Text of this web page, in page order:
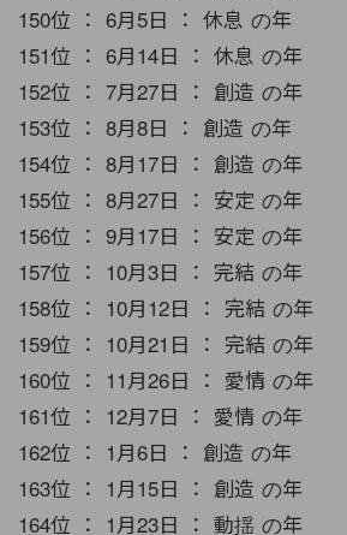
150位 ： 6月5日 ： 休息 の年
151位 ： 6月14日 ： 休息 の年
152位 ： 7月27日 ： 創造 の年
153位 ： 8月8日 ： 創造 の年
154位 ： 8月17日 ： 創造 の年
155位 ： 8月27日 ： 安定 の年
156位 ： 9月17日 ： 安定 の年
157位 ： 10月3日 ： 完結 の年
158位 ： 10月12日 ： 完結 の年
159位 ： 10月21日 ： 完結 の年
160位 ： 11月26日 ： 愛情 の年
161位 ： 12月7日 ： 愛情 の年
162位 ： 1月6日 ： 創造 の年
163位 ： 1月15日 ： 創造 の年
164位 ： 1月23日 ： 動揺 の年